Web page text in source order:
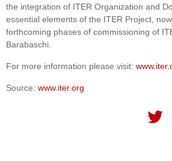
the integration of ITER Organization and
essential elements of the ITER Project,
forthcoming phases of commissioning of
Barabaschi.
For more information please visit:
Source: www.iter.org